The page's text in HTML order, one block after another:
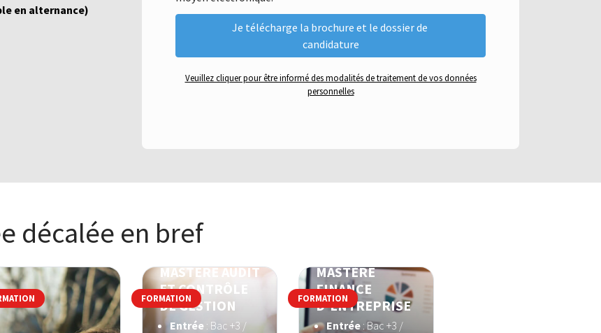
en alternance)
Veuillez cliquer pour être informé des modalités de traitement de vos données
personnelles
décalée en bref
MASTÈRE AUDIT
ET CONTRÔLE
DE GESTION
Entrée : Bac +3 /
FORMATION
MASTÈRE
FINANCE
D'ENTREPRISE
Entrée : Bac +3 /
FORMATION